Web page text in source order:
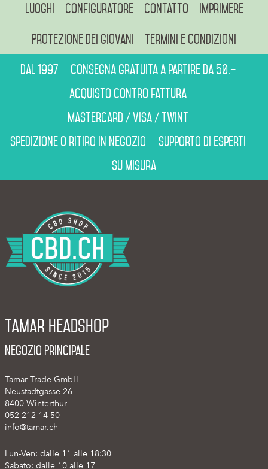
Luoghi Configuratore Contatto Imprimere
Protezione dei giovani Termini e condizioni
Dal 1997
Consegna gratuita a partire da 50.–
Acquisto contro fattura
Mastercard / Visa / Twint
Spedizione o ritiro in negozio
Supporto di esperti
Su misura
Tamar Headshop
Negozio Principale
Tamar Trade GmbH
Neustadtgasse 26
8400 Winterthur
052 212 14 50
info@tamar.ch
Lun-Ven: dalle 11 alle 18:30
Sabato: dalle 10 alle 17